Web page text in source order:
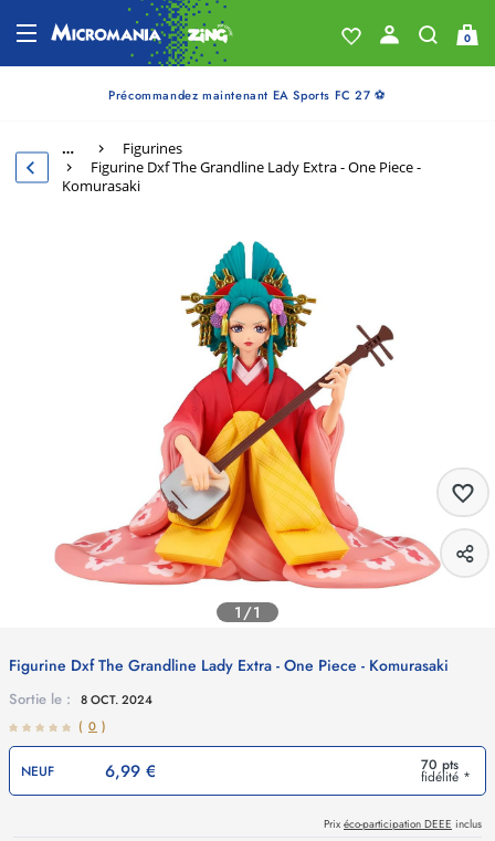
0
Précommandez maintenant EA Sports FC 27 ⚽
…
Figurines
Figurine Dxf The Grandline Lady Extra - One Piece -
Komurasaki
1/1
Figurine Dxf The Grandline Lady Extra - One Piece - Komurasaki
Sortie le :
8 OCT. 2024
( 0 )
NEUF 6,99 € 70 pts
fidélité *
Prix éco-participation DEEE inclus